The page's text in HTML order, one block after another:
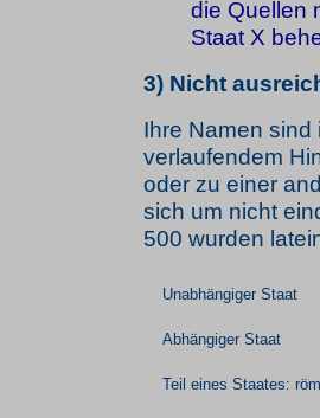
die Quellen
Staat X
3) Nicht
Ihre Namen
verlaufendem
oder zu einer
sich um nicht
500 wurden
Unabhängiger Staat
Abhängiger Staat
Teil eines Staates: